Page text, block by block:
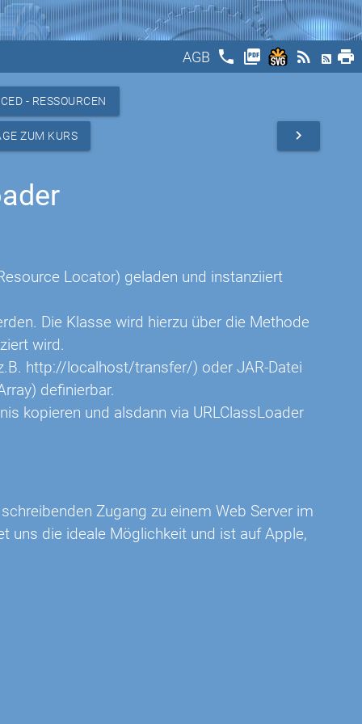
AGB phone picture_as_pdf rss_feed print
- RESSOURCEN
ZUM KURS navigate_next
Locator) geladen und instanziiert
Die Klasse wird hierzu über die Methode
wird.
http://localhost/transfer/) oder JAR-Datei
definierbar.
kopieren und alsdann via URLClassLoader
Zugang zu einem Web Server im
uns die ideale Möglichkeit und ist auf Apple,